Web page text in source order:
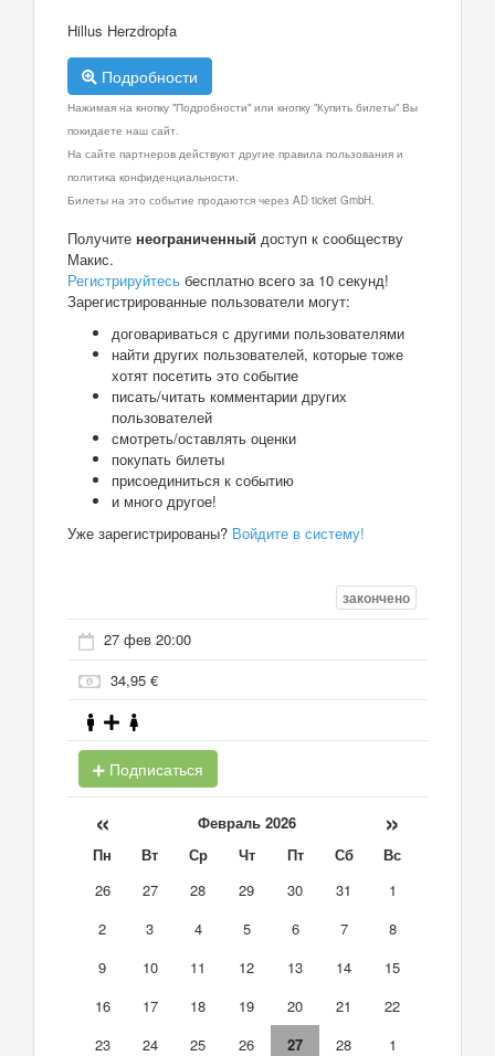
Hillus Herzdropfa
Подробности
Нажимая на кнопку "Подробности" или кнопку "Купить билеты" Вы
покидаете наш сайт.
На сайте партнеров действуют другие правила пользования и
политика конфиденциальности.
Билеты на это событие продаются через AD ticket GmbH.
Получите неограниченный доступ к сообществу
Макис.
Регистрируйтесь бесплатно всего за 10 секунд!
Зарегистрированные пользователи могут:
договариваться с другими пользователями
найти других пользователей, которые тоже
хотят посетить это событие
писать/читать комментарии других
пользователей
смотреть/оставлять оценки
покупать билеты
присоединиться к событию
и много другое!
Уже зарегистрированы? Войдите в систему!
закончено
27 фев 20:00
34,95 €
Подписаться
« Февраль 2026 »
Пн Вт Ср Чт Пт Сб
Вс
26
27 28 29 30 31
1
2
3 4 5 6 7
8
9
10 11 12 13 14
15
16
17 18 19 20 21
22
23
24 25 26 27 28
1